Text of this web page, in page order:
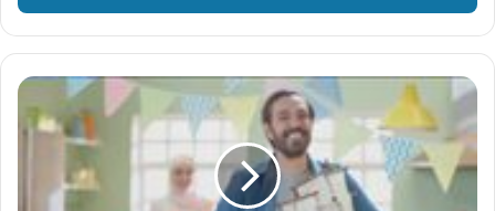
وارد
کنید
آگهی
محصولات
اکتیو
،
پاک